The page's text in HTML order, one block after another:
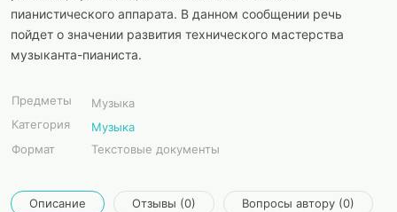
пианистического аппарата. В данном сообщении речь
пойдет о значении развития технического мастерства
музыканта-пианиста.
Предметы
Музыка
Категория
Музыка
Формат
Текстовые документы
Описание Отзывы (0) Вопросы автору (0)